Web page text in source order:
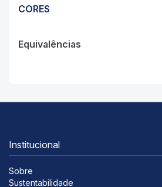
CORES
Equivalências
Institucional
Sobre
Sustentabilidade